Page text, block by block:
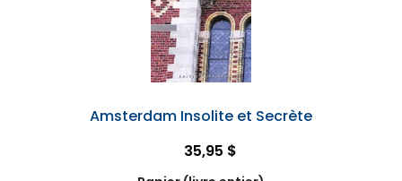
Amsterdam Insolite et Secrète
35,95 $